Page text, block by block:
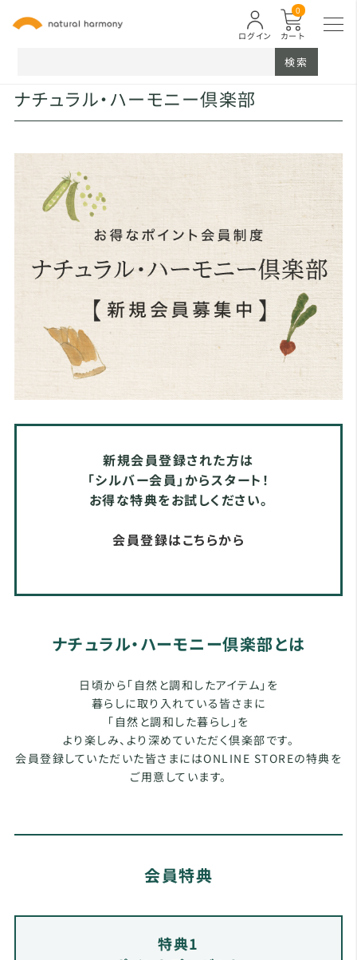
カート
0
ログイン
検索
ナチュラル・ハーモニー倶楽部
新規会員登録された方は
「シルバー会員」からスタート！
お得な特典をお試しください。
会員登録はこちらから
ナチュラル・ハーモニー倶楽部とは
日頃から「自然と調和したアイテム」を
暮らしに取り入れている皆さまに
「自然と調和した暮らし」を
より楽しみ、より深めていただく倶楽部です。
会員登録していただいた皆さまにはONLINE STOREの特典を
ご用意しています。
会員特典
特典1